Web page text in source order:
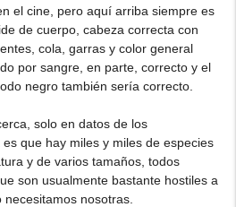
el cine, pero aquí arriba siempre es
de cuerpo, cabeza correcta con
cola, garras y color general
por sangre, en parte, correcto y el
negro también sería correcto.
solo en datos de los
que hay miles y miles de especies
y de varios tamaños, todos
son usualmente bastante hostiles a
nosotras.